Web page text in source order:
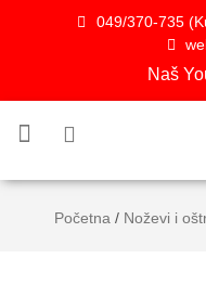
049/370-735
Naš
Početna / Noževi i